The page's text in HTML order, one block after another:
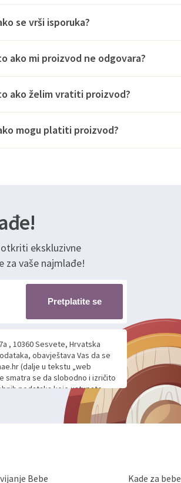
se vrši isporuka?
ako mi proizvod ne odgovara?
ako želim vratiti proizvod?
mogu platiti proizvod?
ekskluzivne
za vaše najmlađe!
Pretplatite se
, 10360 Sesvete, Hrvatska
obavještava Vas da se
(dalje u tekstu „web
smatra se da slobodno i izričito
podataka koje ustupate
komunikacije na Vaš upit
podataka te ovu Izjavu
osobne podatke u jednu od
koju možete pročitati
osobnih podataka od
Bebe Kade za bebe